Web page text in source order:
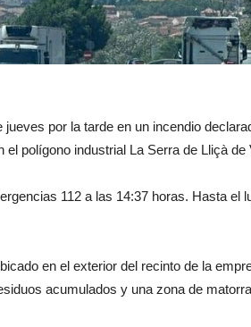
por la tarde en un incendio
polígono industrial La Serra de Lliçà de
112 a las 14:37 horas. Hasta el
en el exterior del recinto de la
acumulados y una zona de